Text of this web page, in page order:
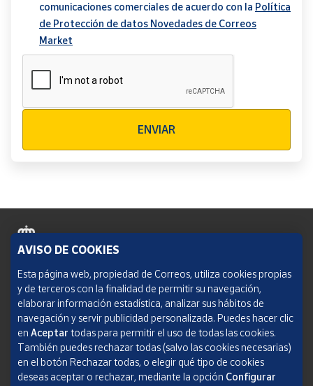
comunicaciones comerciales de acuerdo con la Política
de Protección de datos Novedades de Correos
Market
ENVIAR
Política de cookies
Aviso legal
Condiciones del servicio
Política de Privacidad Web
AVISO DE COOKIES
Esta página web, propiedad de Correos, utiliza cookies propias
y de terceros con la finalidad de permitir su navegación,
elaborar información estadística, analizar sus hábitos de
navegación y servir publicidad personalizada. Puedes hacer clic
en Aceptar todas para permitir el uso de todas las cookies.
También puedes rechazar todas (salvo las cookies necesarias)
en el botón Rechazar todas, o elegir qué tipo de cookies
deseas aceptar o rechazar, mediante la opción Configurar